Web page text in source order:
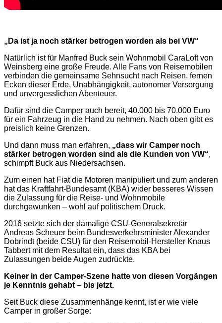
„Da ist ja noch stärker betrogen worden als bei VW“
Natürlich ist für Manfred Buck sein Wohnmobil CaraLoft von
Weinsberg eine große Freude. Alle Fans von Reisemobilen
verbinden die gemeinsame Sehnsucht nach Reisen, fernen
Ecken dieser Erde, Unabhängigkeit, autonomer Versorgung
und unvergesslichen Abenteuer.
Dafür sind die Camper auch bereit, 40.000 bis 70.000 Euro
für ein Fahrzeug in die Hand zu nehmen. Nach oben gibt es
preislich keine Grenzen.
Und dann muss man erfahren, „dass wir Camper noch
stärker betrogen worden sind als die Kunden von VW“,
schimpft Buck aus Niedersachsen.
Zum einen hat Fiat die Motoren manipuliert und zum anderen
hat das Kraftfahrt-Bundesamt (KBA) wider besseres Wissen
die Zulassung für die Reise- und Wohnmobile
durchgewunken – wohl auf politischem Druck.
2016 setzte sich der damalige CSU-Generalsekretär
Andreas Scheuer beim Bundesverkehrsminister Alexander
Dobrindt (beide CSU) für den Reisemobil-Hersteller Knaus
Tabbert mit dem Resultat ein, dass das KBA bei
Zulassungen beide Augen zudrückte.
Keiner in der Camper-Szene hatte von diesen Vorgängen
je Kenntnis gehabt – bis jetzt.
Seit Buck diese Zusammenhänge kennt, ist er wie viele
Camper in großer Sorge: